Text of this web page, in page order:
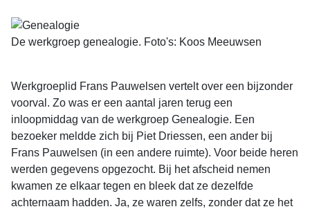
De werkgroep genealogie. Foto's: Koos Meeuwsen
Werkgroeplid Frans Pauwelsen vertelt over een bijzonder
voorval. Zo was er een aantal jaren terug een
inloopmiddag van de werkgroep Genealogie. Een
bezoeker meldde zich bij Piet Driessen, een ander bij
Frans Pauwelsen (in een andere ruimte). Voor beide heren
werden gegevens opgezocht. Bij het afscheid nemen
kwamen ze elkaar tegen en bleek dat ze dezelfde
achternaam hadden. Ja, ze waren zelfs, zonder dat ze het